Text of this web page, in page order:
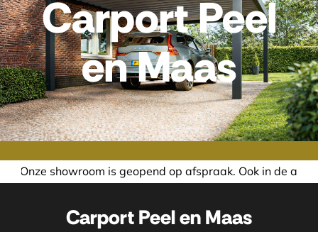
Carport Peel
en Maas
is geopend op afspraak. Ook in de avond of in het
Carport Peel en Maas